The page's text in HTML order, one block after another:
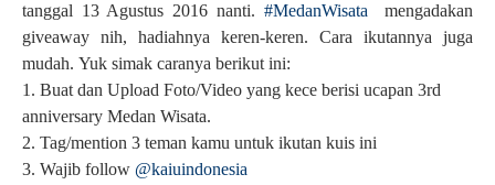
tanggal 13 Agustus 2016 nanti. #MedanWisata mengadakan
giveaway nih, hadiahnya keren-keren. Cara ikutannya juga
mudah. Yuk simak caranya berikut ini:
1. Buat dan Upload Foto/Video yang kece berisi ucapan 3rd
anniversary Medan Wisata.
2. Tag/mention 3 teman kamu untuk ikutan kuis ini
3. Wajib follow @kaiuindonesia